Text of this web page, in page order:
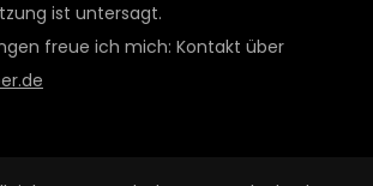
ist untersagt.
freue ich mich: Kontakt über